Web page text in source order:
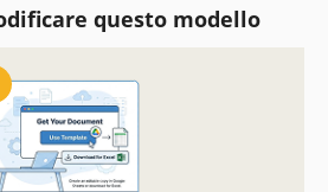
questo modello